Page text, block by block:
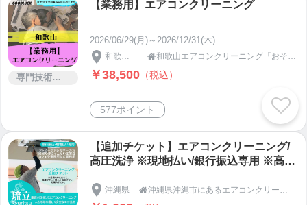
専門技術サービス
【業務用】エアコンクリーニング
2026/06/29(月)～2026/12/31(木)
和歌山県  和歌山エアコンクリーニング「おそうじGOODLUCK」
￥38,500 （税込）
577ポイント
【追加チケット】エアコンクリーニング/
高圧洗浄 ※現地払い/銀行振込専用 ※高ポ
沖縄県 